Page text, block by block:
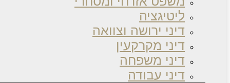
ליטיגציה
דיני ירושה וצוואה
דיני מקרקעין
דיני משפחה
דיני עבודה